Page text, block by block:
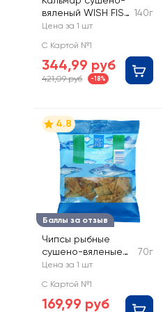
вяленый WISH FISH
стружка
140г
Цена за 1 шт
С Картой №1
344,99 руб
421,09 руб -18%
Баллы за отзыв
4.8
Чипсы рыбные
сушено-вяленые
WISH FISH По-
трески
70г
Цена за 1 шт
С Картой №1
169,99 руб